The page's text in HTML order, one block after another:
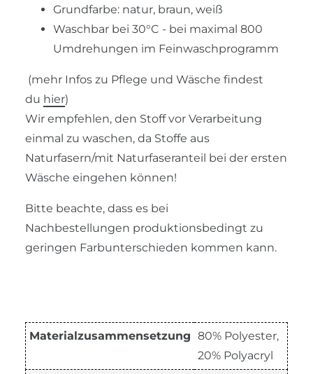
Grundfarbe: natur, braun, weiß
Waschbar bei 30°C - bei maximal 800
Umdrehungen im Feinwaschprogramm
(mehr Infos zu Pflege und Wäsche findest
du hier)
Wir empfehlen, den Stoff vor Verarbeitung
einmal zu waschen, da Stoffe aus
Naturfasern/mit Naturfaseranteil bei der ersten
Wäsche eingehen können!
Bitte beachte, dass es bei
Nachbestellungen produktionsbedingt zu
geringen Farbunterschieden kommen kann.
Materialzusammensetzung 80% Polyester,
20% Polyacryl